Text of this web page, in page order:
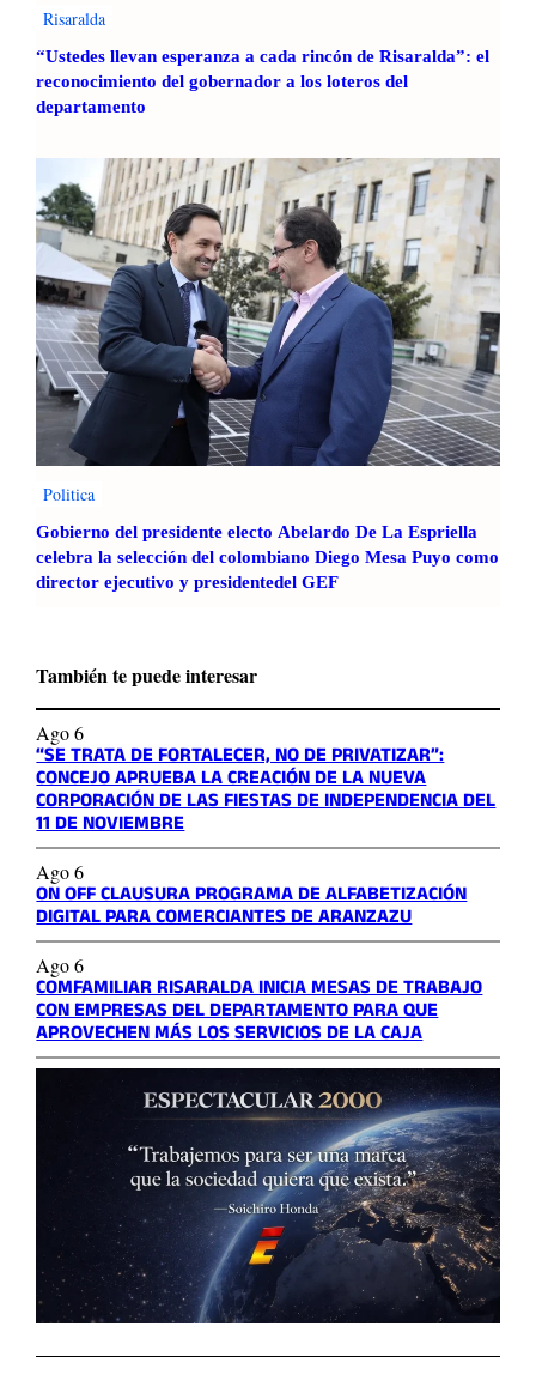
Risaralda
“Ustedes llevan esperanza a cada rincón de Risaralda”: el
reconocimiento del gobernador a los loteros del
departamento
Politica
Gobierno del presidente electo Abelardo De La Espriella
celebra la selección del colombiano Diego Mesa Puyo como
director ejecutivo y presidentedel GEF
También te puede interesar
Ago 6
“SE TRATA DE FORTALECER, NO DE PRIVATIZAR”:
CONCEJO APRUEBA LA CREACIÓN DE LA NUEVA
CORPORACIÓN DE LAS FIESTAS DE INDEPENDENCIA DEL
11 DE NOVIEMBRE
Ago 6
ON OFF CLAUSURA PROGRAMA DE ALFABETIZACIÓN
DIGITAL PARA COMERCIANTES DE ARANZAZU
Ago 6
COMFAMILIAR RISARALDA INICIA MESAS DE TRABAJO
CON EMPRESAS DEL DEPARTAMENTO PARA QUE
APROVECHEN MÁS LOS SERVICIOS DE LA CAJA